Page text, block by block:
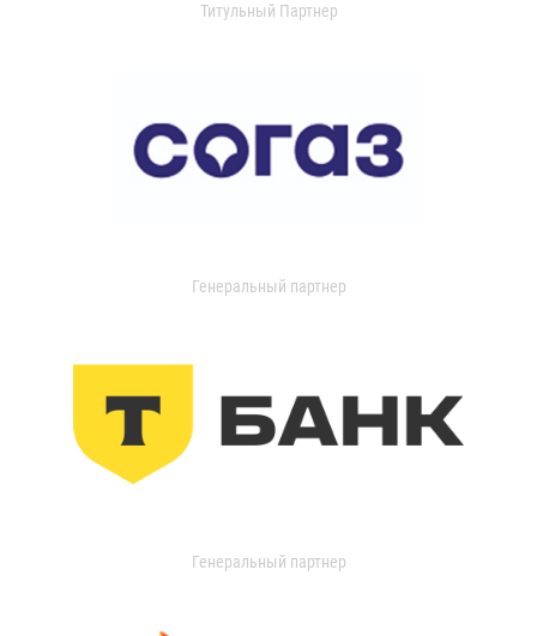
Титульный Партнер
Генеральный партнер
Генеральный партнер